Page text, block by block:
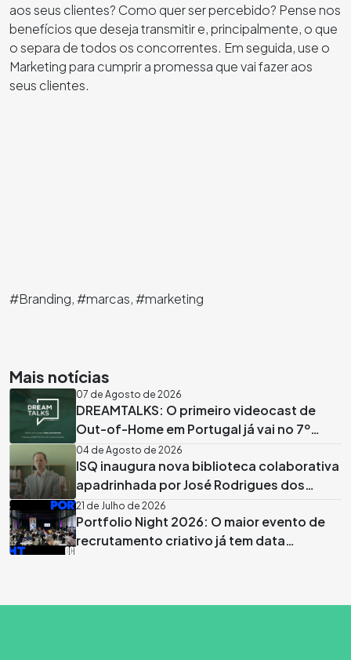
aos seus clientes? Como quer ser percebido? Pense nos
benefícios que deseja transmitir e, principalmente, o que
o separa de todos os concorrentes. Em seguida, use o
Marketing para cumprir a promessa que vai fazer aos
seus clientes.
#Branding, #marcas, #marketing
Mais notícias
07 de Agosto de 2026
DREAMTALKS: O primeiro videocast de
Out-of-Home em Portugal já vai no 7º
episódio
04 de Agosto de 2026
ISQ inaugura nova biblioteca colaborativa
apadrinhada por José Rodrigues dos
Santos
21 de Julho de 2026
Portfolio Night 2026: O maior evento de
recrutamento criativo já tem data